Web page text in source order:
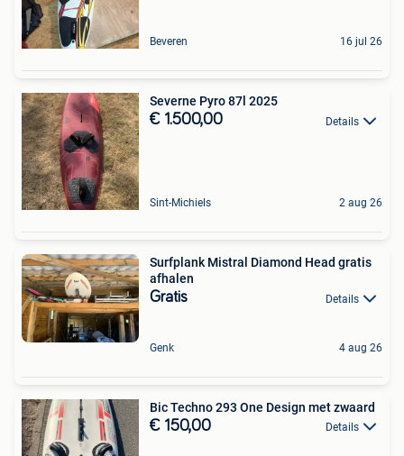
Beveren 16 jul 26
Severne Pyro 87l 2025
€ 1.500,00 Details
Sint-Michiels 2 aug 26
Surfplank Mistral Diamond Head gratis
afhalen
Gratis Details
Genk 4 aug 26
Bic Techno 293 One Design met zwaard
€ 150,00 Details